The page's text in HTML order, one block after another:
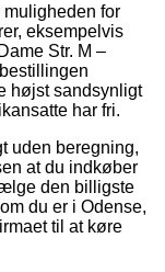
for
eksempelvis
Str. M –
højst sandsynligt
har fri.
uden beregning,
at du indkøber
den billigste
du er i Odense,
til at køre